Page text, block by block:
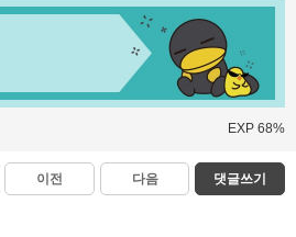
EXP 68%
이전 다음 댓글쓰기